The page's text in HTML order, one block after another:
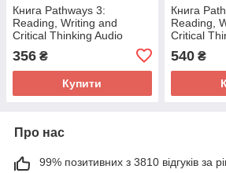
Книга Pathways 3:
Reading, Writing and
Critical Thinking Audio
National Geographic
Learning
356 ₴
Купити
Книга
Reading,
Critical
540₴
Про нас
99% позитивних з 3810 відгуків за